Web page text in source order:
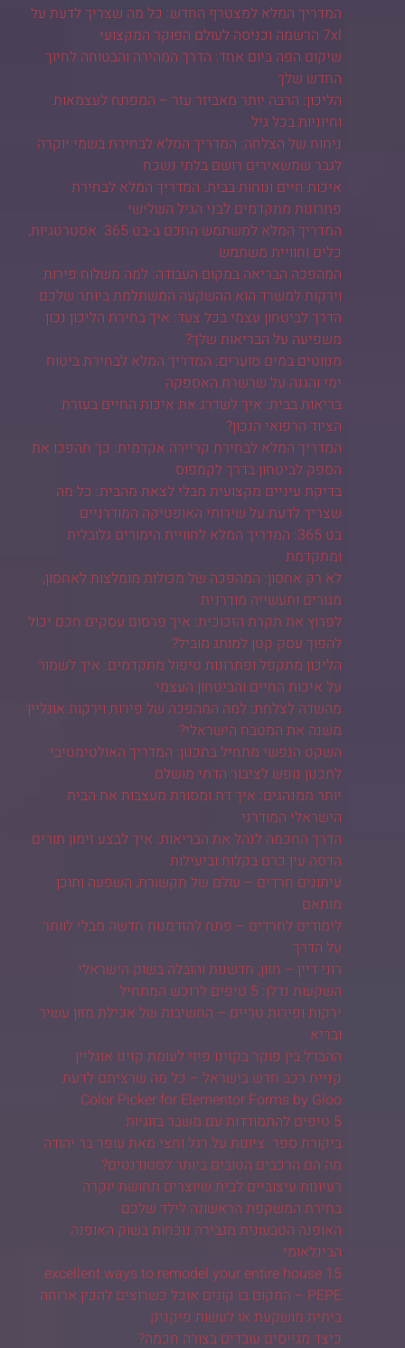
המדריך המלא למצטרף החדש: כל מה שצריך לדעת על
7xl הרשמה וכניסה לעולם הפוקר המקצועי
שיקום הפה ביום אחד: הדרך המהירה והבטוחה לחיוך
החדש שלך
הליכון: הרבה יותר מאביזר עזר – המפתח לעצמאות
וחיוניות בכל גיל
ניחוח של הצלחה: המדריך המלא לבחירת בשמי יוקרה
לגבר שמשאירים רושם בלתי נשכח
איכות חיים ונוחות בבית: המדריך המלא לבחירת
פתרונות מתקדמים לבני הגיל השלישי
המדריך המלא למשתמש החכם ב-בט 365: אסטרטגיות,
כלים וחוויית משתמש
המהפכה הבריאה במקום העבודה: למה משלוח פירות
וירקות למשרד הוא ההשקעה המשתלמת ביותר שלכם
הדרך לביטחון עצמי בכל צעד: איך בחירת הליכון נכון
משפיעה על הבריאות שלך?
מנווטים במים סוערים: המדריך המלא לבחירת ביטוח
ימי והגנה על שרשרת האספקה
בריאות בבית: איך לשדרג את איכות החיים בעזרת
הציוד הרפואי הנכון?
המדריך המלא לבחירת קריירה אקדמית: כך תהפכו את
הספק לביטחון בדרך לקמפוס
בדיקת עיניים מקצועית מבלי לצאת מהבית: כל מה
שצריך לדעת על שירותי האופטיקה המודרניים
בט 365: המדריך המלא לחוויית הימורים גלובלית
ומתקדמת
לא רק אחסון: המהפכה של מכולות מומלצות לאחסון,
מגורים ותעשייה מודרנית
לפרוץ את תקרת הזכוכית: איך פרסום עסקים חכם יכול
להפוך עסק קטן למותג מוביל?
הליכון מתקפל ופתרונות טיפול מתקדמים: איך לשמור
על איכות החיים והביטחון העצמי
מהשדה לצלחת: למה המהפכה של פירות וירקות אונליין
משנה את המטבח הישראלי?
השקט הנפשי מתחיל בתכנון: המדריך האולטימטיבי
לתכנון נופש לציבור הדתי מושלם
יותר ממנהגים: איך דת ומסורת מעצבות את הבית
הישראלי המודרני
הדרך החכמה לנהל את הבריאות: איך לבצע זימון תורים
הדסה עין כרם בקלות וביעילות
עיתונים חרדים – עולם של תקשורת, השפעה ותוכן
מותאם
לימודים לחרדים – פתח להזדמנות חדשה מבלי לוותר
על הדרך
רוני דיין – חזון, חדשנות והובלה בשוק הישראלי
השקעות נדלן: 5 טיפים לרוכש המתחיל
ירקות ופירות טריים – החשיבות של אכילת מזון עשיר
ובריא
ההבדל בין פוקר בקזינו פיזי לעומת קזינו אונליין
קניית רכב חדש בישראל – כל מה שרציתם לדעת
Color Picker for Elementor Forms by Gloo.
5 טיפים להתמודדות עם משבר בזוגיות
ביקורת ספר: ציונות על רגל וחצי מאת עופר בר יהודה
מה הם הרכבים הטובים ביותר לסטודנטים?
רעיונות עיצוביים לבית שיוצרים תחושת יוקרה
בחירת המשקפת הראשונה לילד שלכם
האופנה הטבעונית מגבירה נוכחות בשוק האופנה
הבינלאומי
15 excellent ways to remodel your entire house
PEPE – המקום בו קונים אוכל כשרוצים להכין ארוחה
ביתית מושקעת או לעשות פיקניק
כיצד מגייסים עובדים בצורה חכמה?